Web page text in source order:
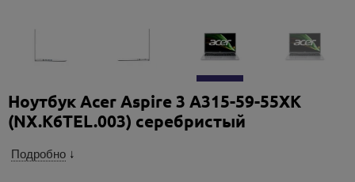
Ноутбук Acer Aspire 3 A315-59-55XK
(NX.K6TEL.003) серебристый
Подробно ↓